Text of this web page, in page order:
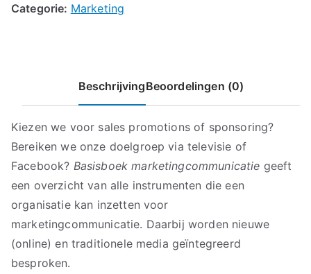
Categorie: Marketing
BeschrijvingBeoordelingen (0)
Kiezen we voor sales promotions of sponsoring?
Bereiken we onze doelgroep via televisie of
Facebook? Basisboek marketingcommunicatie geeft
een overzicht van alle instrumenten die een
organisatie kan inzetten voor
marketingcommunicatie. Daarbij worden nieuwe
(online) en traditionele media geïntegreerd
besproken.